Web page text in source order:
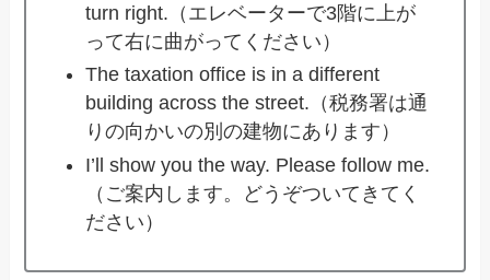
turn right.（エレベーターで3階に上が
って右に曲がってください）
The taxation office is in a different
building across the street.（税務署は通
りの向かいの別の建物にあります）
I’ll show you the way. Please follow me.
（ご案内します。どうぞついてきてく
ださい）